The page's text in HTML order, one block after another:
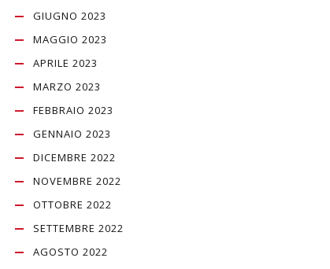
GIUGNO 2023
MAGGIO 2023
APRILE 2023
MARZO 2023
FEBBRAIO 2023
GENNAIO 2023
DICEMBRE 2022
NOVEMBRE 2022
OTTOBRE 2022
SETTEMBRE 2022
AGOSTO 2022